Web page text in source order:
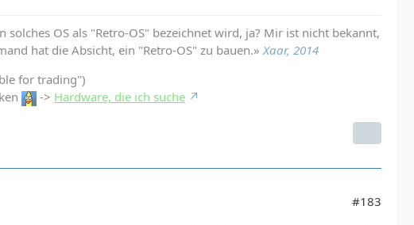
OS als "Retro-OS" bezeichnet wird, ja? Mir ist nicht bekannt,
hat die Absicht, ein "Retro-OS" zu bauen.»Xaar, 2014
for trading")
-> Hardware, die ich suche
#183